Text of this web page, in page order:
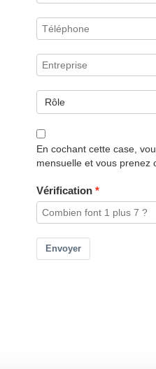
En cochant cette case,
mensuelle et vous prenez
Vérification
Envoyer